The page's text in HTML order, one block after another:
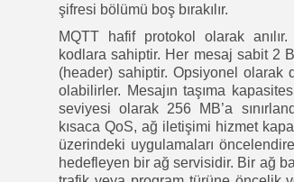
şifresi bölümü boş bırakılır.
MQTT hafif protokol olarak
kodlara sahiptir. Her mesaj sabit 2
(header) sahiptir. Opsiyonel olarak
olabilirler. Mesajın taşıma
seviyesi olarak 256 MB’a
kısaca QoS, ağ iletişimi hizmet
üzerindeki uygulamaları
hedefleyen bir ağ servisidir. Bir ağ